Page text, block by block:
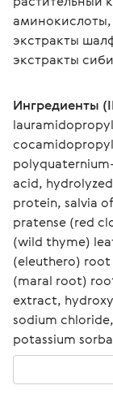
аминокислоты,
экстракты
экстракты
Ингредиенты
аcid,
protein, salvia
pratense (red
(wild thyme)
(eleuthero)
(maral root)
extract,
sodium
potassium